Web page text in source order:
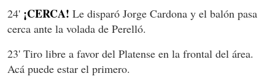
24' ¡CERCA! Le disparó Jorge Cardona y el balón pasa
cerca ante la volada de Perelló.
23' Tiro libre a favor del Platense en la frontal del área.
Acá puede estar el primero.